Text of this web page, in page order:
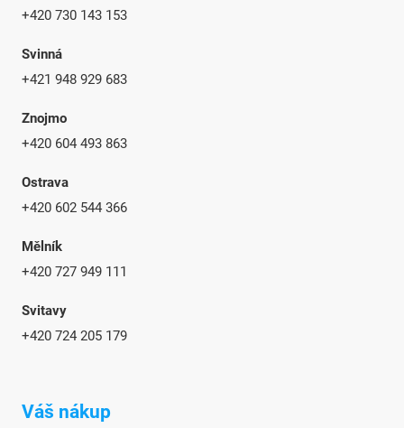
+420 730 143 153
Svinná
+421 948 929 683
Znojmo
+420 604 493 863
Ostrava
+420 602 544 366
Mělník
+420 727 949 111
Svitavy
+420 724 205 179
Váš nákup